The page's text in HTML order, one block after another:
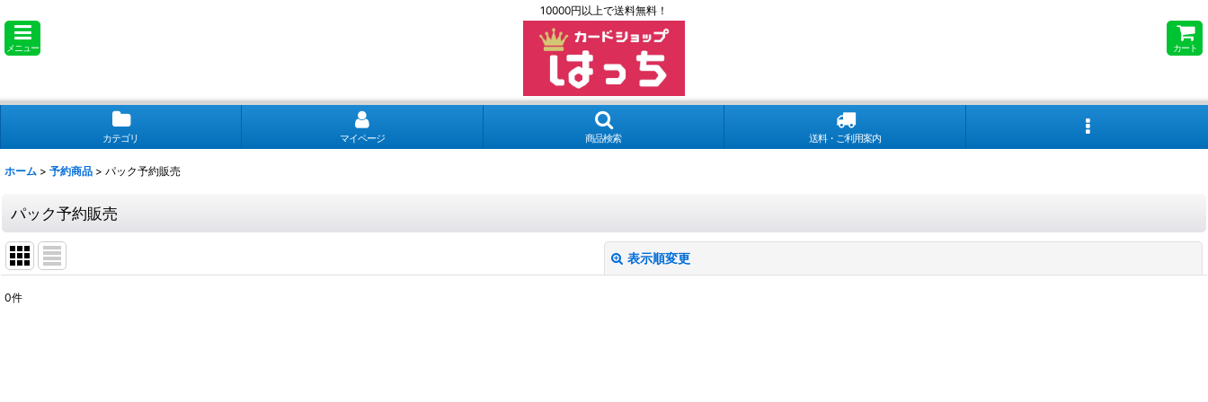
10000円以上で送料無料！
メニュー カート
カテゴリ マイページ 商品検索 送料・ご利用案内
ホーム > 予約商品 > パック予約販売
パック予約販売
表示順変更
表示数
0件